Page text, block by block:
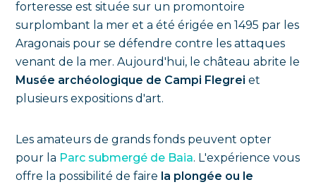
forteresse est située sur un promontoire
surplombant la mer et a été érigée en 1495 par les
Aragonais pour se défendre contre les attaques
venant de la mer. Aujourd'hui, le château abrite le
Musée archéologique de Campi Flegrei et
plusieurs expositions d'art.
Les amateurs de grands fonds peuvent opter
pour la Parc submergé de Baia. L'expérience vous
offre la possibilité de faire la plongée ou le